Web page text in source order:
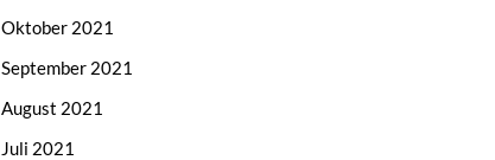
Oktober 2021
September 2021
August 2021
Juli 2021